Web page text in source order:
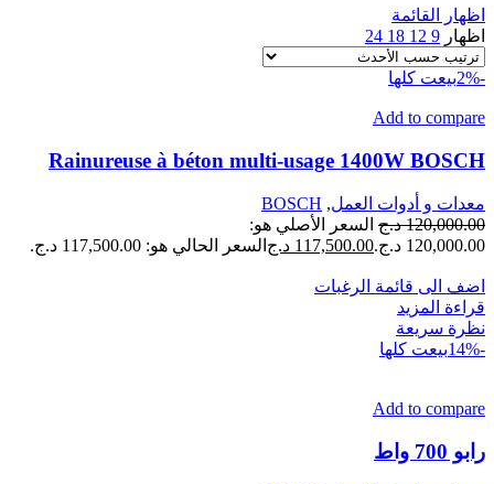
اظهار القائمة
اظهار 9
12
18
24
-2% بيعت كلها
Add to compare
Rainureuse à béton multi-usage 1400W BOSCH
معدات و أدوات العمل,
BOSCH
120,000.00 د.ج السعر الأصلي هو:
120,000.00 د.ج.
117,500.00 د.ج السعر الحالي هو: 117,500.00 د.ج.
اضف الى قائمة الرغبات
قراءة المزيد
نظرة سريعة
-14%
بيعت كلها
Add to compare
رابو 700 واط